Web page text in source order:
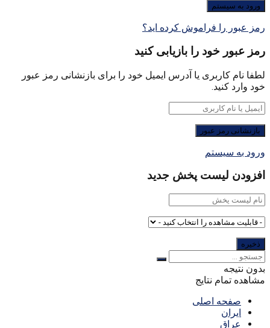
رمز عبور را فراموش کرده اید؟
رمز عبور خود را بازیابی کنید
لطفا نام کاربری یا آدرس ایمیل خود را برای بازنشانی رمز عبور
خود وارد کنید.
ورود به سیستم
افزودن لیست پخش جدید
بدون نتیجه
مشاهده تمام نتایج
صفحه اصلی
ایران
عراق